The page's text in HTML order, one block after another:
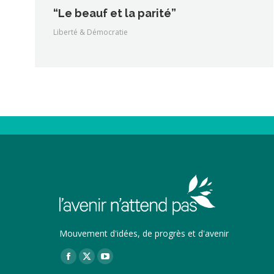
“Le beauf et la parité”
Liberté & Démocratie
Mouvement d'idées, de progrès et d'avenir
Trouvez nous sur :
Facebook
X
YouTube